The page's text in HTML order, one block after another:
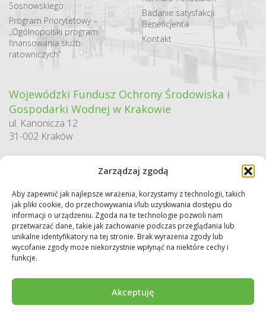
Zarządzaj zgodą
Aby zapewnić jak najlepsze wrażenia, korzystamy z technologii, takich
jak pliki cookie, do przechowywania i/lub uzyskiwania dostępu do
informacji o urządzeniu. Zgoda na te technologie pozwoli nam
przetwarzać dane, takie jak zachowanie podczas przeglądania lub
unikalne identyfikatory na tej stronie. Brak wyrażenia zgody lub
wycofanie zgody może niekorzystnie wpłynąć na niektóre cechy i
funkcje.
Akceptuję
Sosnowskiego
Program Priorytetowy –
„Ogólnopolski program
finansowania służb
ratowniczych”
Badanie satysfakcji
Beneficjenta
Kontakt
Wojewódzki Fundusz Ochrony Środowiska i
Gospodarki Wodnej w Krakowie
ul. Kanonicza 12
31-002 Kraków
Sekretariat / Dziennik podawczy
tel.: 12 422 94 90
e-mail:biuro@wfos.krakow.pl